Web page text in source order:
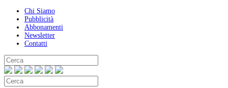
Chi Siamo
Pubblicità
Abbonamenti
Newsletter
Contatti